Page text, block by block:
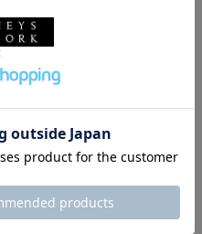
返品不可
バーニーズ ニューヨーク カタロ
¥6,490